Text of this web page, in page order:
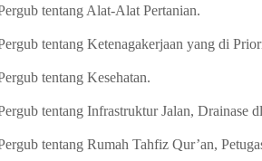
tentang Alat-Alat Pertanian.
tentang Ketenagakerjaan yang di
tentang Kesehatan.
tentang Infrastruktur Jalan, Drainase
tentang Rumah Tahfiz Qur’an,